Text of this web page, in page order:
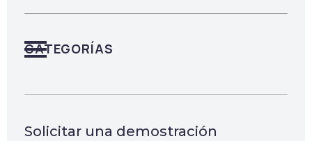
CATEGORÍAS
Solicitar una demostración